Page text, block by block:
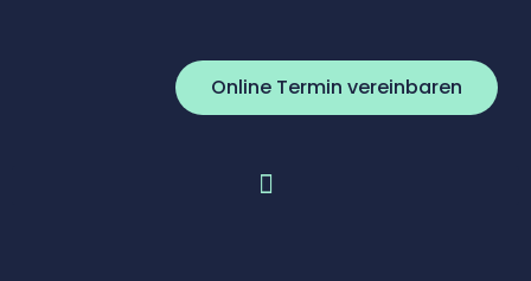
Online Termin vereinbaren